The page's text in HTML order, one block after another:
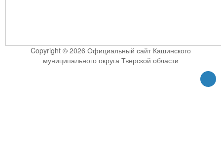
Copyright © 2026 Официальный сайт Кашинского
муниципального округа Тверской области